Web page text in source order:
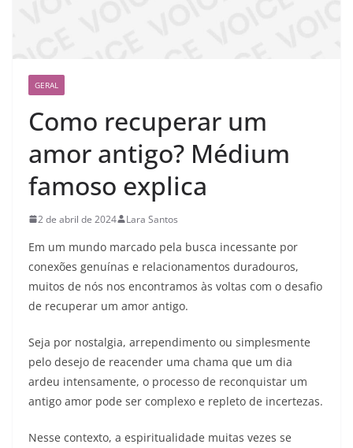
GERAL
Como recuperar um
amor antigo? Médium
famoso explica
2 de abril de 2024 Lara Santos
Em um mundo marcado pela busca incessante por
conexões genuínas e relacionamentos duradouros,
muitos de nós nos encontramos às voltas com o desafio
de recuperar um amor antigo.
Seja por nostalgia, arrependimento ou simplesmente
pelo desejo de reacender uma chama que um dia
ardeu intensamente, o processo de reconquistar um
antigo amor pode ser complexo e repleto de incertezas.
Nesse contexto, a espiritualidade muitas vezes se